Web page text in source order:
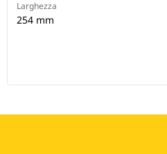
Larghezza
254 mm